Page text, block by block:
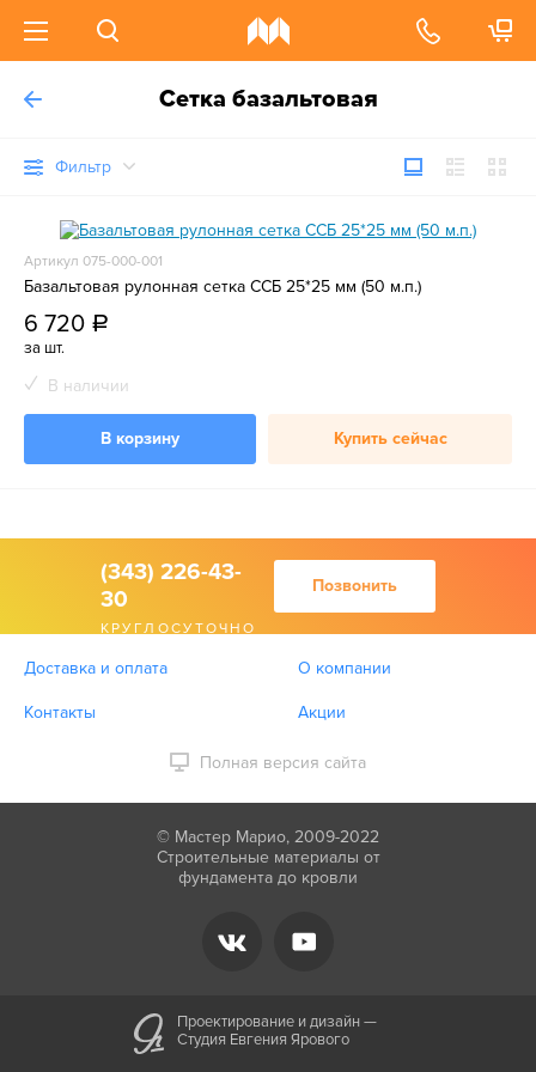
Сетка базальтовая
Фильтр
Артикул 075-000-001
Базальтовая рулонная сетка ССБ 25*25 мм (50 м.п.)
6 720 a
за шт.
В наличии
В корзину Купить сейчас
(343) 226-43-
30
КРУГЛОСУТОЧНО
Позвонить
Доставка и оплата О компании
Контакты Акции
Полная версия сайта
© Мастер Марио, 2009-2022
Строительные материалы от
фундамента до кровли
Проектирование и дизайн —
Студия Евгения Ярового